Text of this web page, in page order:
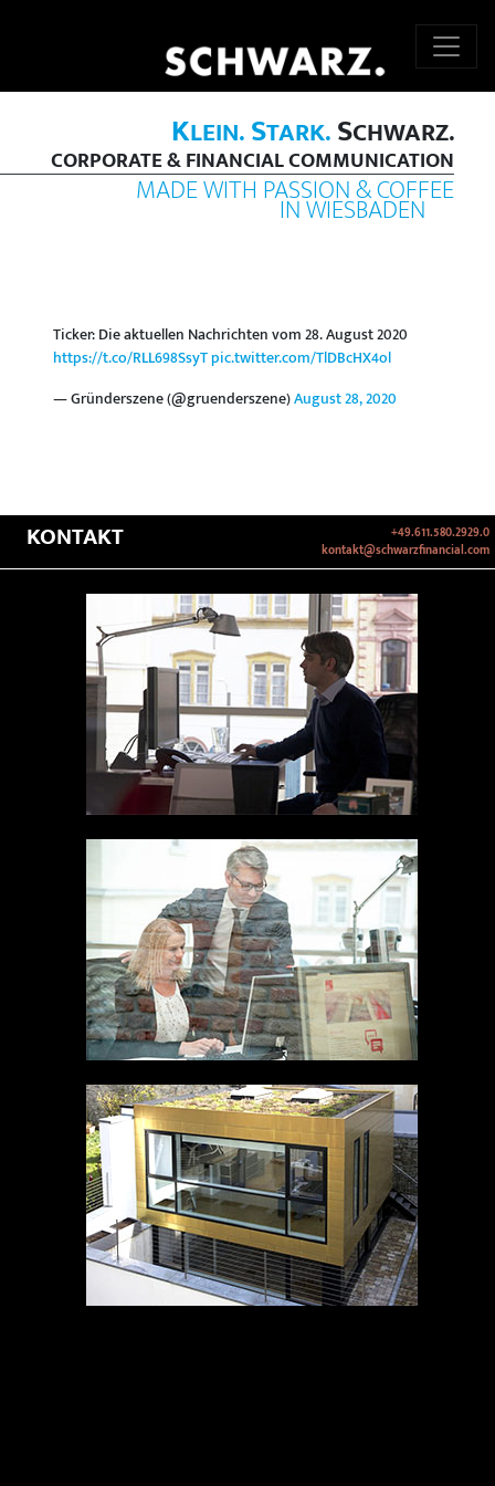
KLEIN.STARK.SCHWARZ.
CORPORATE & FINANCIAL COMMUNICATION
MADE WITH PASSION & COFFEE
IN WIESBADEN
Ticker: Die aktuellen Nachrichten vom 28. August 2020
https://t.co/RLL698SsyTpic.twitter.com/TlDBcHX4ol
— Gründerszene (@gruenderszene)August 28, 2020
KONTAKT
+49.611.580.2929.0
kontakt@schwarzfinancial.com